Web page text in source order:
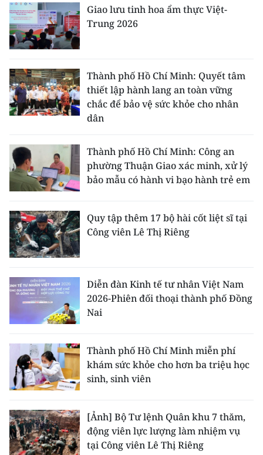
Giao lưu tinh hoa ẩm thực Việt-
Trung 2026
Thành phố Hồ Chí Minh: Quyết tâm
thiết lập hành lang an toàn vững
chắc để bảo vệ sức khỏe cho nhân
dân
Thành phố Hồ Chí Minh: Công an
phường Thuận Giao xác minh, xử lý
bảo mẫu có hành vi bạo hành trẻ em
Quy tập thêm 17 bộ hài cốt liệt sĩ tại
Công viên Lê Thị Riêng
Diễn đàn Kinh tế tư nhân Việt Nam
2026-Phiên đối thoại thành phố Đồng
Nai
Thành phố Hồ Chí Minh miễn phí
khám sức khỏe cho hơn ba triệu học
sinh, sinh viên
[Ảnh] Bộ Tư lệnh Quân khu 7 thăm,
động viên lực lượng làm nhiệm vụ
tại Công viên Lê Thị Riêng